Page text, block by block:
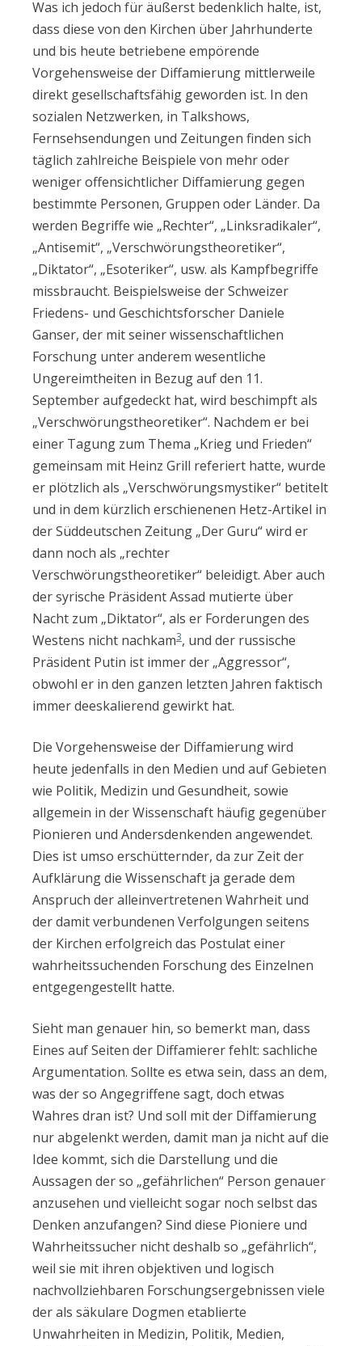
Was ich jedoch für äußerst bedenklich halte, ist,
dass diese von den Kirchen über Jahrhunderte
und bis heute betriebene empörende
Vorgehensweise der Diffamierung mittlerweile
direkt gesellschaftsfähig geworden ist. In den
sozialen Netzwerken, in Talkshows,
Fernsehsendungen und Zeitungen finden sich
täglich zahlreiche Beispiele von mehr oder
weniger offensichtlicher Diffamierung gegen
bestimmte Personen, Gruppen oder Länder. Da
werden Begriffe wie „Rechter“, „Linksradikaler“,
„Antisemit“, „Verschwörungstheoretiker“,
„Diktator“, „Esoteriker“, usw. als Kampfbegriffe
missbraucht. Beispielsweise der Schweizer
Friedens- und Geschichtsforscher Daniele
Ganser, der mit seiner wissenschaftlichen
Forschung unter anderem wesentliche
Ungereimtheiten in Bezug auf den 11.
September aufgedeckt hat, wird beschimpft als
„Verschwörungstheoretiker“. Nachdem er bei
einer Tagung zum Thema „Krieg und Frieden“
gemeinsam mit Heinz Grill referiert hatte, wurde
er plötzlich als „Verschwörungsmystiker“ betitelt
und in dem kürzlich erschienenen Hetz-Artikel in
der Süddeutschen Zeitung „Der Guru“ wird er
dann noch als „rechter
Verschwörungstheoretiker“ beleidigt. Aber auch
der syrische Präsident Assad mutierte über
Nacht zum „Diktator“, als er Forderungen des
Westens nicht nachkam3, und der russische
Präsident Putin ist immer der „Aggressor“,
obwohl er in den ganzen letzten Jahren faktisch
immer deeskalierend gewirkt hat.
Die Vorgehensweise der Diffamierung wird
heute jedenfalls in den Medien und auf Gebieten
wie Politik, Medizin und Gesundheit, sowie
allgemein in der Wissenschaft häufig gegenüber
Pionieren und Andersdenkenden angewendet.
Dies ist umso erschütternder, da zur Zeit der
Aufklärung die Wissenschaft ja gerade dem
Anspruch der alleinvertretenen Wahrheit und
der damit verbundenen Verfolgungen seitens
der Kirchen erfolgreich das Postulat einer
wahrheitssuchenden Forschung des Einzelnen
entgegengestellt hatte.
Sieht man genauer hin, so bemerkt man, dass
Eines auf Seiten der Diffamierer fehlt: sachliche
Argumentation. Sollte es etwa sein, dass an dem,
was der so Angegriffene sagt, doch etwas
Wahres dran ist? Und soll mit der Diffamierung
nur abgelenkt werden, damit man ja nicht auf die
Idee kommt, sich die Darstellung und die
Aussagen der so „gefährlichen“ Person genauer
anzusehen und vielleicht sogar noch selbst das
Denken anzufangen? Sind diese Pioniere und
Wahrheitssucher nicht deshalb so „gefährlich“,
weil sie mit ihren objektiven und logisch
nachvollziehbaren Forschungsergebnissen viele
der als säkulare Dogmen etablierte
Unwahrheiten in Medizin, Politik, Medien,